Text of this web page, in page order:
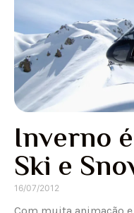
Inverno
Ski e
16/07/2012